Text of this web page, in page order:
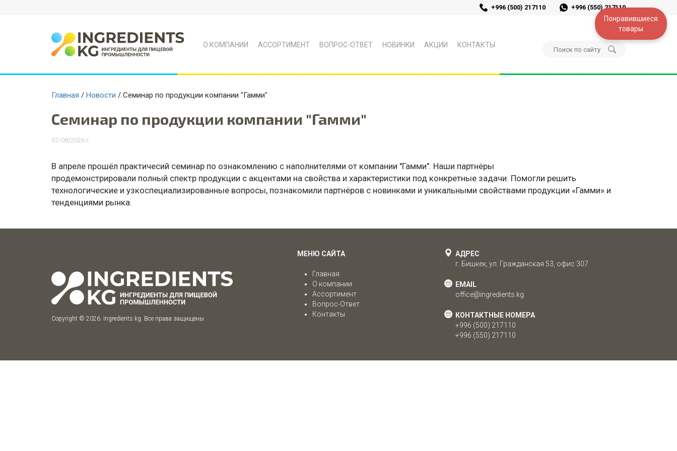
+996 (500) 217110 +996 (550) 217110
О КОМПАНИИ АССОРТИМЕНТ ВОПРОС-ОТВЕТ НОВИНКИ АКЦИИ КОНТАКТЫ
Главная / Новости / Семинар по продукции компании "Гамми"
Семинар по продукции компании "Гамми"
07/08/2026 г.
В апреле прошёл практичесий семинар по ознакомлению с наполнителями от компании "Гамми". Наши партнёры
продемонстрировали полный спектр продукции с акцентами на свойства и характеристики под конкретные задачи. Помогли решить
технологические и узкоспециализированные вопросы, познакомили партнёров с новинками и уникальными свойствами продукции «Гамми» и
тенденциями рынка.
Copyright © 2026. Ingredients.kg. Все права защищены.
МЕНЮ САЙТА
Главная
О компании
Ассортимент
Вопрос-Ответ
Контакты
АДРЕС
г. Бишкек, ул. Гражданская 53, офис 307
EMAIL
office@ingredients.kg
КОНТАКТНЫЕ НОМЕРА
+996 (500) 217110
+996 (550) 217110
Понравившиеся
товары